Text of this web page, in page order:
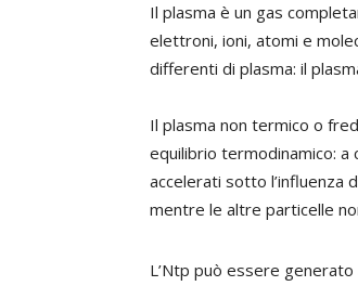
Il plasma è un gas
elettroni, ioni, atomi e
differenti di plasma: il
Il plasma non termico o
equilibrio termodinamico:
accelerati sotto l’influenza
mentre le altre particelle
L’Ntp può essere